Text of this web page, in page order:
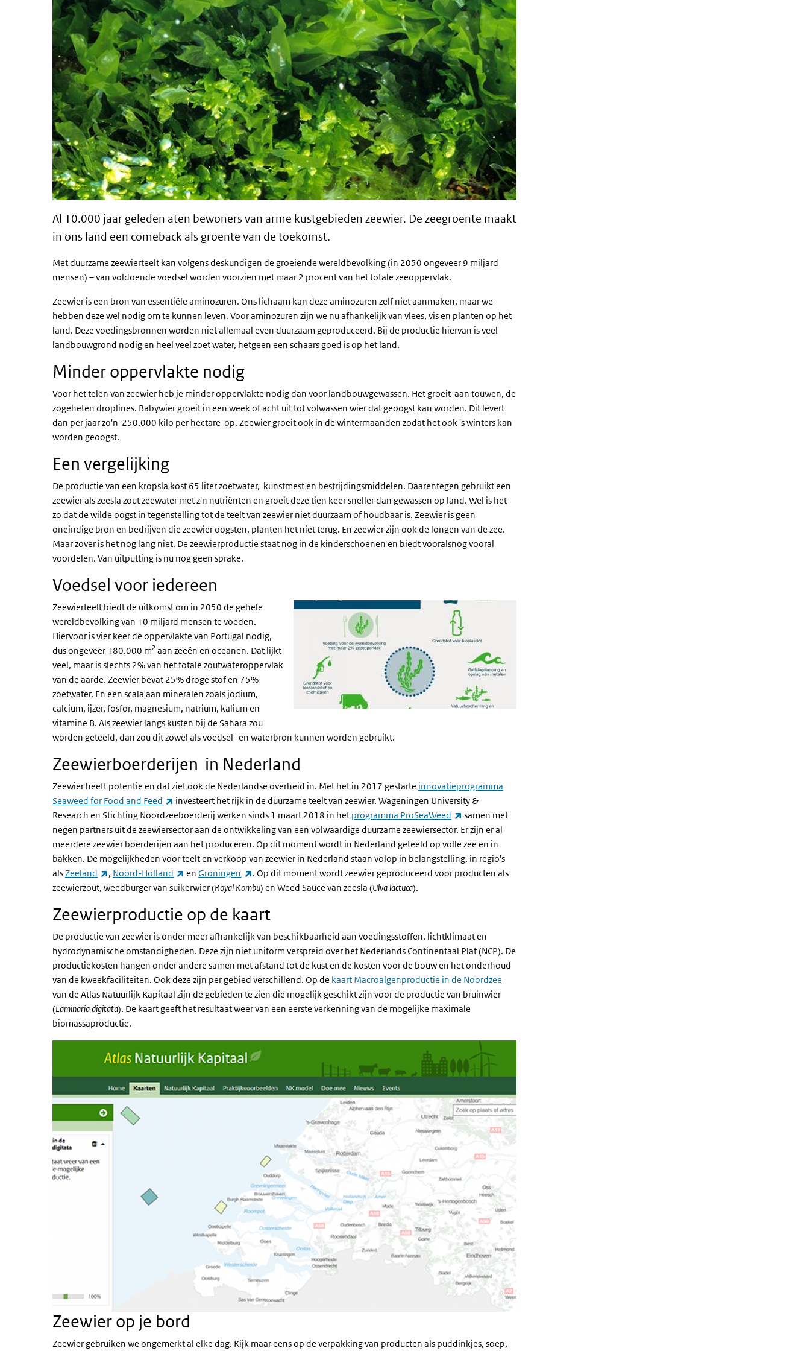
Al 10.000 jaar geleden aten bewoners van arme kustgebieden zeewier. De zeegroente maakt
in ons land een comeback als groente van de toekomst.
Met duurzame zeewierteelt kan volgens deskundigen de groeiende wereldbevolking (in 2050 ongeveer 9 miljard
mensen) – van voldoende voedsel worden voorzien met maar 2 procent van het totale zeeoppervlak.
Zeewier is een bron van essentiële aminozuren. Ons lichaam kan deze aminozuren zelf niet aanmaken, maar we
hebben deze wel nodig om te kunnen leven. Voor aminozuren zijn we nu afhankelijk van vlees, vis en planten op het
land. Deze voedingsbronnen worden niet allemaal even duurzaam geproduceerd. Bij de productie hiervan is veel
landbouwgrond nodig en heel veel zoet water, hetgeen een schaars goed is op het land.
Minder oppervlakte nodig
Voor het telen van zeewier heb je minder oppervlakte nodig dan voor landbouwgewassen. Het groeit aan touwen, de
zogeheten droplines. Babywier groeit in een week of acht uit tot volwassen wier dat geoogst kan worden. Dit levert
dan per jaar zo'n 250.000 kilo per hectare op. Zeewier groeit ook in de wintermaanden zodat het ook 's winters kan
worden geoogst.
Een vergelijking
De productie van een kropsla kost 65 liter zoetwater, kunstmest en bestrijdingsmiddelen. Daarentegen gebruikt een
zeewier als zeesla zout zeewater met z'n nutriënten en groeit deze tien keer sneller dan gewassen op land. Wel is het
zo dat de wilde oogst in tegenstelling tot de teelt van zeewier niet duurzaam of houdbaar is. Zeewier is geen
oneindige bron en bedrijven die zeewier oogsten, planten het niet terug. En zeewier zijn ook de longen van de zee.
Maar zover is het nog lang niet. De zeewierproductie staat nog in de kinderschoenen en biedt vooralsnog vooral
voordelen. Van uitputting is nu nog geen sprake.
Voedsel voor iedereen
Zeewierteelt biedt de uitkomst om in 2050 de gehele
wereldbevolking van 10 miljard mensen te voeden.
Hiervoor is vier keer de oppervlakte van Portugal nodig,
dus ongeveer 180.000 m2aan zeeën en oceanen. Dat lijkt
veel, maar is slechts 2% van het totale zoutwateroppervlak
van de aarde. Zeewier bevat 25% droge stof en 75%
zoetwater. En een scala aan mineralen zoals jodium,
calcium, ijzer, fosfor, magnesium, natrium, kalium en
vitamine B. Als zeewier langs kusten bij de Sahara zou
worden geteeld, dan zou dit zowel als voedsel- en waterbron kunnen worden gebruikt.
Zeewierboerderijen in Nederland
Zeewier heeft potentie en dat ziet ook de Nederlandse overheid in. Met het in 2017 gestarte innovatieprogramma
Seaweed for Food and Feed
(externe link)
investeert het rijk in de duurzame teelt van zeewier. Wageningen University &
Research en Stichting Noordzeeboerderij werken sinds 1 maart 2018 in het programma ProSeaWeed (externe link)
samen met
negen partners uit de zeewiersector aan de ontwikkeling van een volwaardige duurzame zeewiersector. Er zijn er al
meerdere zeewier boerderijen aan het produceren. Op dit moment wordt in Nederland geteeld op volle zee en in
bakken. De mogelijkheden voor teelt en verkoop van zeewier in Nederland staan volop in belangstelling, in regio's
alsZeeland (externe link)
, Noord-Holland (externe link)
enGroningen (externe link)
. Op dit moment wordt zeewier geproduceerd voor producten als
zeewierzout, weedburger van suikerwier (Royal Kombu) en Weed Sauce van zeesla (Ulva lactuca).
Zeewierproductie op de kaart
De productie van zeewier is onder meer afhankelijk van beschikbaarheid aan voedingsstoffen, lichtklimaat en
hydrodynamische omstandigheden. Deze zijn niet uniform verspreid over het Nederlands Continentaal Plat (NCP). De
productiekosten hangen onder andere samen met afstand tot de kust en de kosten voor de bouw en het onderhoud
van de kweekfaciliteiten. Ook deze zijn per gebied verschillend. Op de kaart Macroalgenproductie in de Noordzee
van de Atlas Natuurlijk Kapitaal zijn de gebieden te zien die mogelijk geschikt zijn voor de productie van bruinwier
(Laminaria digitata). De kaart geeft het resultaat weer van een eerste verkenning van de mogelijke maximale
biomassaproductie.
Zeewier op je bord
Zeewier gebruiken we ongemerkt al elke dag. Kijk maar eens op de verpakking van producten als puddinkjes, soep,